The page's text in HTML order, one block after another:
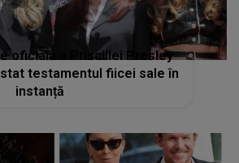
oficială a Priscillei Presley
testamentul fiicei sale în
instanță